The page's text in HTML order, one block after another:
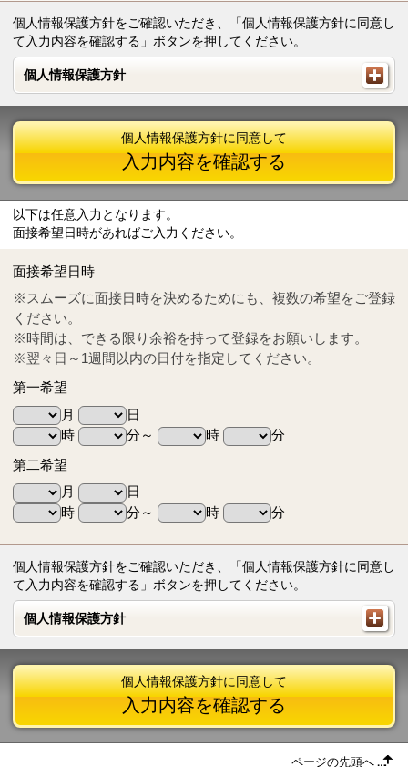
個人情報保護方針をご確認いただき、「個人情報保護方針に同意し
て入力内容を確認する」ボタンを押してください。
個人情報保護方針
個人情報保護方針
Tel
0570-55-0314
個人情報保護方針に同意して
入力内容を確認する
以下は任意入力となります。
面接希望日時があればご入力ください。
面接希望日時
※スムーズに面接日時を決めるためにも、複数の希望をご登録
ください。
※時間は、できる限り余裕を持って登録をお願いします。
※翌々日～1週間以内の日付を指定してください。
第一希望
月
日
時
分～ 時
分
第二希望
月
日
時
分～ 時 分
個人情報保護方針をご確認いただき、「個人情報保護方針に同意し
て入力内容を確認する」ボタンを押してください。
個人情報保護方針
個人情報保護方針
個人情報保護方針に同意して
入力内容を確認する
ページの先頭へ